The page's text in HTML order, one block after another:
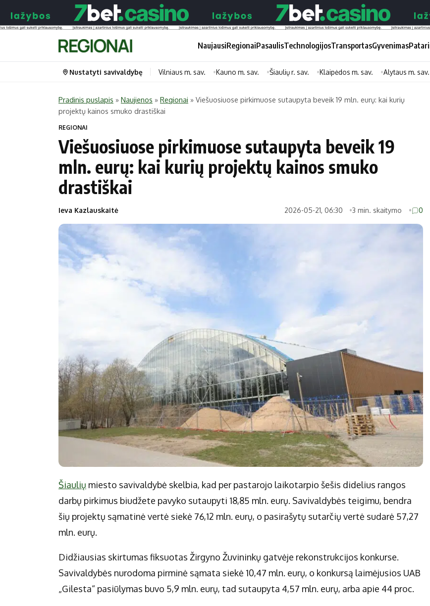
NaujausiRegionaiPasaulisTechnologijosTransportasGyvenimas
Portalas
Savivaldybės
Naujausi
Regionai
Pasaulis
Politika
Patarimai
Dirbtinis intelektas
Gyvenimas
Horoskopai
Technologijos
Indėlių palūkanos
Kauno miesto
Klaipėdos miesto
Alytaus miesto
Palangos
Prienų
Nustatyti savivaldybę Vilniaus m. sav. Kauno m. sav. Šiaulių r. sav. Klaipėdos m. sav. Alytaus m. sav.
Pradinis puslapis » Naujienos » Regionai » Viešuosiuose pirkimuose sutaupyta beveik 19 mln. eurų: kai kurių
projektų kainos smuko drastiškai
REGIONAI
Viešuosiuose pirkimuose sutaupyta beveik 19
mln. eurų: kai kurių projektų kainos smuko
drastiškai
Ieva Kazlauskaitė 2026-05-21, 06:30 3 min. skaitymo 0
Šiaulių miesto savivaldybė skelbia, kad per pastarojo laikotarpio šešis didelius rangos
darbų pirkimus biudžete pavyko sutaupyti 18,85 mln. eurų. Savivaldybės teigimu, bendra
šių projektų sąmatinė vertė siekė 76,12 mln. eurų, o pasirašytų sutarčių vertė sudarė 57,27
mln. eurų.
Didžiausias skirtumas fiksuotas Žirgyno Žuvininkų gatvėje rekonstrukcijos konkurse.
Savivaldybės nurodoma pirminė sąmata siekė 10,47 mln. eurų, o konkursą laimėjusios UAB
„Gilesta“ pasiūlymas buvo 5,9 mln. eurų, tad sutaupyta 4,57 mln. eurų, arba apie 44 proc.